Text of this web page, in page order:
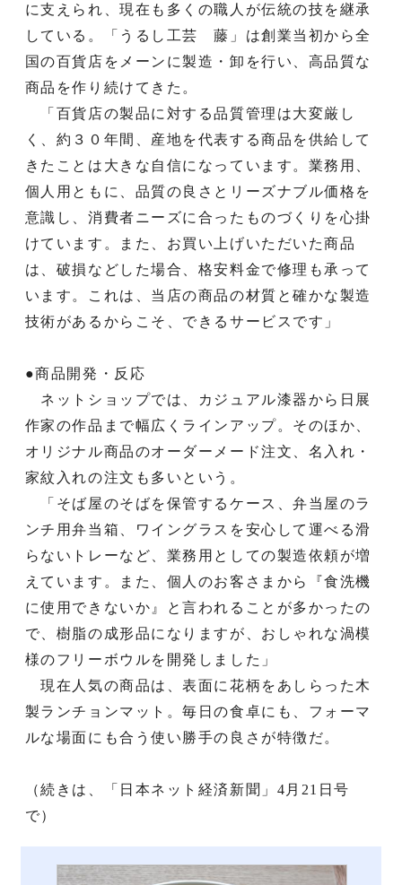
に支えられ、現在も多くの職人が伝統の技を継承
している。「うるし工芸 藤」は創業当初から全
国の百貨店をメーンに製造・卸を行い、高品質な
商品を作り続けてきた。
「百貨店の製品に対する品質管理は大変厳し
く、約３０年間、産地を代表する商品を供給して
きたことは大きな自信になっています。業務用、
個人用ともに、品質の良さとリーズナブル価格を
意識し、消費者ニーズに合ったものづくりを心掛
けています。また、お買い上げいただいた商品
は、破損などした場合、格安料金で修理も承って
います。これは、当店の商品の材質と確かな製造
技術があるからこそ、できるサービスです」
●商品開発・反応
ネットショップでは、カジュアル漆器から日展
作家の作品まで幅広くラインアップ。そのほか、
オリジナル商品のオーダーメード注文、名入れ・
家紋入れの注文も多いという。
「そば屋のそばを保管するケース、弁当屋のラ
ンチ用弁当箱、ワイングラスを安心して運べる滑
らないトレーなど、業務用としての製造依頼が増
えています。また、個人のお客さまから『食洗機
に使用できないか』と言われることが多かったの
で、樹脂の成形品になりますが、おしゃれな渦模
様のフリーボウルを開発しました」
現在人気の商品は、表面に花柄をあしらった木
製ランチョンマット。毎日の食卓にも、フォーマ
ルな場面にも合う使い勝手の良さが特徴だ。
（続きは、「日本ネット経済新聞」4月21日号
で）